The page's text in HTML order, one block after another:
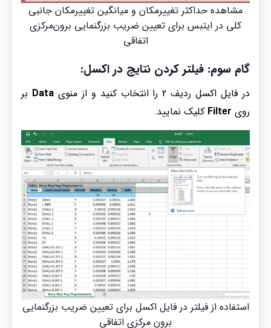
مشاهده حداکثر تغییر‌مکان و میانگین تغییر‌مکان جانبی
کلی در ایتبس برای تعیین ضریب بزرگنمایی برون‌مرکزی
اتفاقی
گام سوم: فیلتر کردن نتایج در اکسل:
در فایل اکسل ردیف 2 را انتخاب کنید و از منوی Data بر
روی Filter کلیک نمایید.
استفاده از فیلتر در فایل اکسل برای تعیین ضریب بزرگنمایی
برون مرکزی اتفاقی